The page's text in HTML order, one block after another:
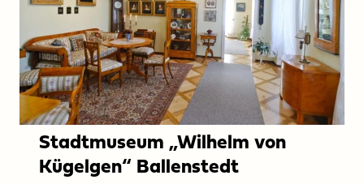
Stadtmuseum „Wilhelm von
Kügelgen“ Ballenstedt